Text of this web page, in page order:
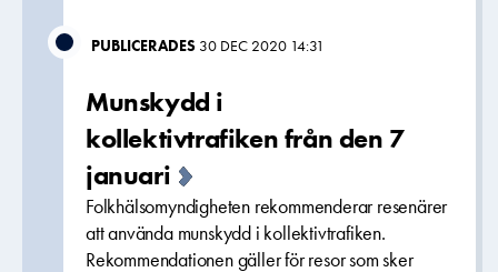
PUBLICERADES 30 DEC 2020 14:31
Munskydd i
kollektivtrafiken från den 7
januari
Folkhälsomyndigheten rekommenderar resenärer
att använda munskydd i kollektivtrafiken.
Rekommendationen gäller för resor som sker